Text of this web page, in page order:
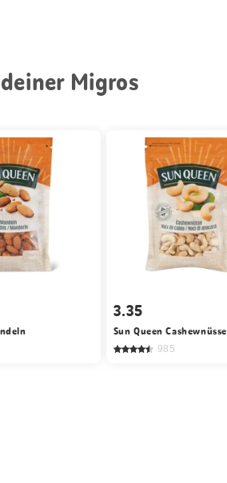
Migros
3.35
Sun Queen Cashewnüsse
985